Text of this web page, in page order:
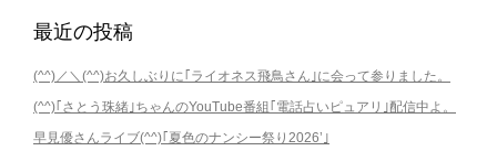
最近の投稿
(^^)／＼(^^)お久しぶりに｢ライオネス飛鳥さん｣に会って参りました。
(^^)｢さとう珠緒｣ちゃんのYouTube番組｢電話占いピュアリ｣配信中よ。
早見優さんライブ(^^)｢夏色のナンシー祭り2026’｣